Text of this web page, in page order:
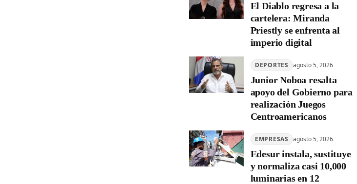
El Diablo regresa a la
cartelera: Miranda
Priestly se enfrenta al
imperio digital
DEPORTES agosto 5, 2026
Junior Noboa resalta
apoyo del Gobierno para
realización Juegos
Centroamericanos
EMPRESAS agosto 5, 2026
Edesur instala, sustituye
y normaliza casi 10,000
luminarias en 12